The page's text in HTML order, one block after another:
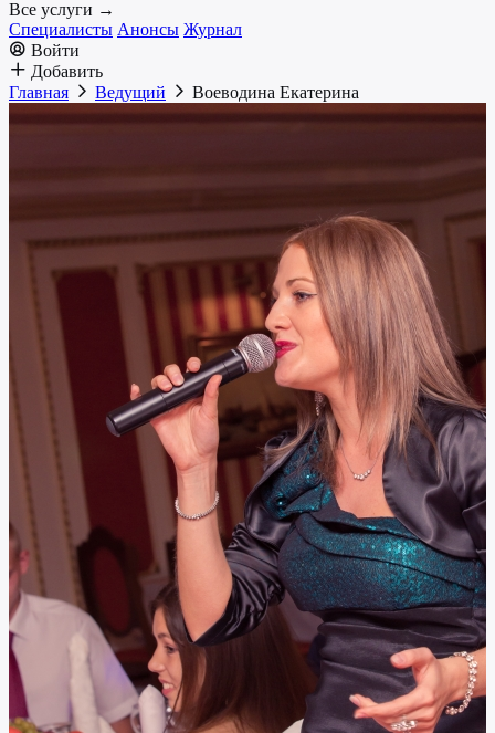
Все услуги →
Специалисты Анонсы Журнал
Войти
Добавить
Главная
Ведущий Воеводина Екатерина